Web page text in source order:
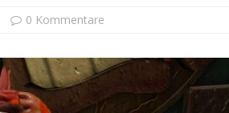
0 Kommentare